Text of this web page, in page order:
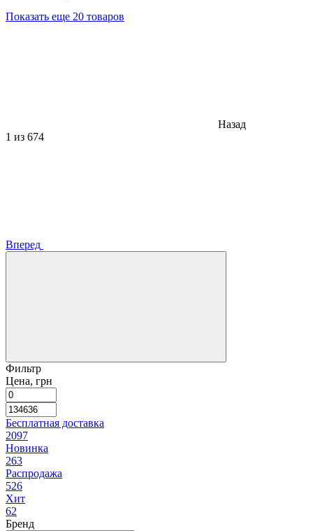
Показать еще 20 товаров
Назад
1 из 674
Вперед
Фильтр
Цена, грн
Бесплатная доставка
2097
Новинка
263
Распродажа
526
Хит
62
Бренд